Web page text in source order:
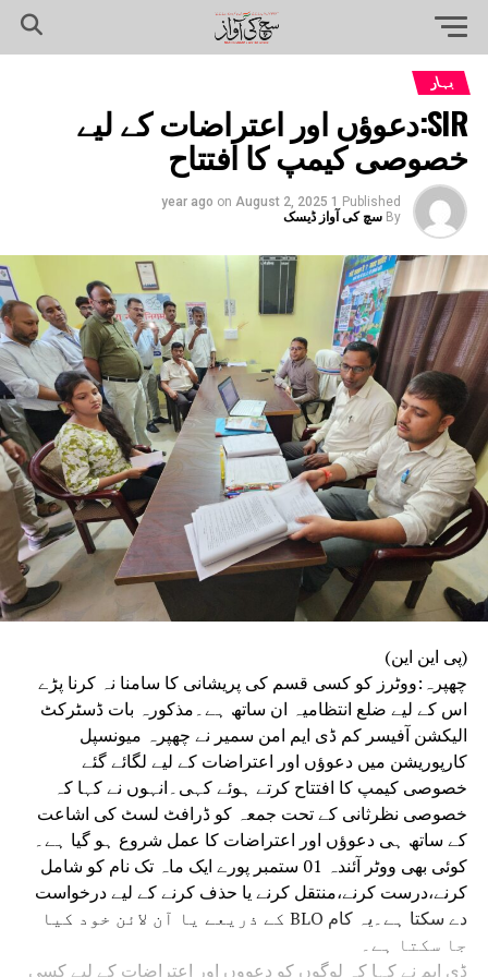
بہار
SIR:دعوؤں اور اعتراضات کے لیے
خصوصی کیمپ کا افتتاح
Published
1 year ago
on August 2, 2025
By سچ کی آواز ڈیسک
(پی این این)
چھپرہ:ووٹرز کو کسی قسم کی پریشانی کا سامنا نہ کرنا پڑے
اس کے لیے ضلع انتظامیہ ان ساتھ ہے۔مذکورہ بات ڈسٹرکٹ
الیکشن آفیسر کم ڈی ایم امن سمیر نے چھپرہ میونسپل
کارپوریشن میں دعوؤں اور اعتراضات کے لیے لگائے گئے
خصوصی کیمپ کا افتتاح کرتے ہوئے کہی۔انہوں نے کہا کہ
خصوصی نظرثانی کے تحت جمعہ کو ڈرافٹ لسٹ کی اشاعت
کے ساتھ ہی دعوؤں اور اعتراضات کا عمل شروع ہو گیا ہے۔
کوئی بھی ووٹر آئندہ 01 ستمبر پورے ایک ماہ تک نام کو شامل
کرنے،درست کرنے،منتقل کرنے یا حذف کرنے کے لیے درخواست
دے سکتا ہے۔یہ کام BLO کے ذریعے یا آن لائن خود کیا
جا سکتا ہے۔
ڈی ایم نے کہا کہ لوگوں کو دعووں اور اعتراضات کے لیے کسی